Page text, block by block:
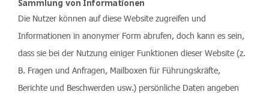
Sammlung von Informationen
Die Nutzer können auf diese Website zugreifen und
Informationen in anonymer Form abrufen, doch kann es sein,
dass sie bei der Nutzung einiger Funktionen dieser Website (z.
B. Fragen und Anfragen, Mailboxen für Führungskräfte,
Berichte und Beschwerden usw.) persönliche Daten angeben